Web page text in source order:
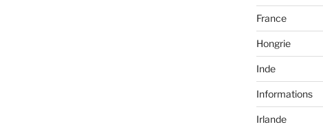
France
Hongrie
Inde
Informations
Irlande